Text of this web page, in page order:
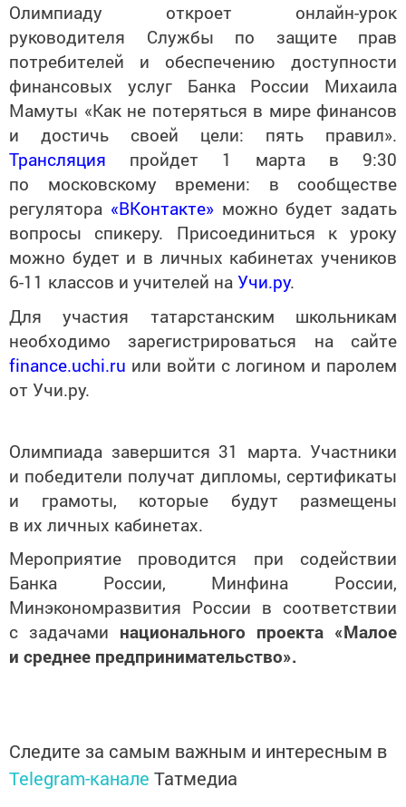
Олимпиаду откроет онлайн-урок
руководителя Службы по защите прав
потребителей и обеспечению доступности
финансовых услуг Банка России Михаила
Мамуты «Как не потеряться в мире финансов
и достичь своей цели: пять правил».
Трансляция пройдет 1 марта в 9:30
по московскому времени: в сообществе
регулятора «ВКонтакте»можно будет задать
вопросы спикеру. Присоединиться к уроку
можно будет и в личных кабинетах учеников
6-11 классов и учителей на Учи.ру.
Для участия татарстанским школьникам
необходимо зарегистрироваться на сайте
finance.uchi.ru или войти с логином и паролем
от Учи.ру.
Олимпиада завершится 31 марта. Участники
и победители получат дипломы, сертификаты
и грамоты, которые будут размещены
в их личных кабинетах.
Мероприятие проводится при содействии
Банка России, Минфина России,
Минэкономразвития России в соответствии
с задачами национального проекта «Малое
и среднее предпринимательство».
Следите за самым важным и интересным в
Telegram-канале Татмедиа